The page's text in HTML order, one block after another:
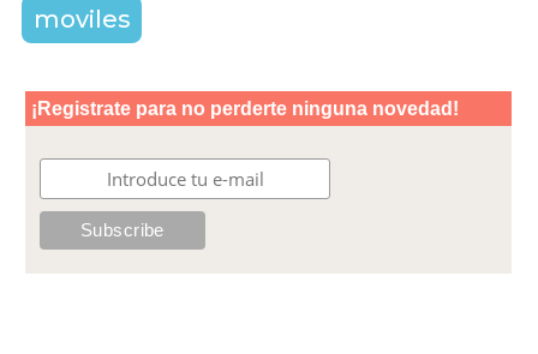
moviles